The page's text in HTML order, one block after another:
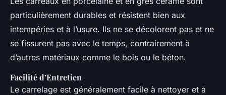
particulièrement durables et résistent bien aux
intempéries et à l’usure. Ils ne se décolorent pas et ne
se fissurent pas avec le temps, contrairement à
d’autres matériaux comme le bois ou le béton.
Facilité d’Entretien
Le carrelage est généralement facile à nettoyer et à